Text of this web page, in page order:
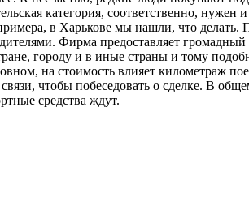
категория, соответственно,
в Харькове мы нашли, что делать.
Фирма предоставляет громадный
городу и в иные страны и тому
на стоимость влияет километраж
чтобы побеседовать о сделке. В
средства ждут.